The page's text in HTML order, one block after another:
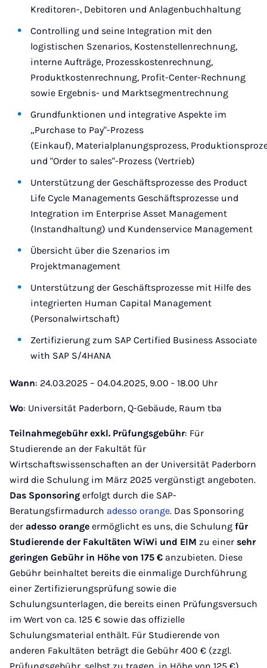
Kreditoren-, Debitoren und Anlagenbuchhaltung
Controlling und seine Integration mit den
logistischen Szenarios, Kostenstellenrechnung,
interne Aufträge, Prozesskostenrechnung,
Produktkostenrechnung, Profit-Center-Rechnung
sowie Ergebnis- und Marktsegmentrechnung
Grundfunktionen und integrative Aspekte im
„Purchase to Pay"-Prozess
(Einkauf), Materialplanungsprozess,
und "Order to sales"-Prozess (Vertrieb)
Unterstützung der Geschäftsprozesse des Product
Life Cycle Managements Geschäftsprozesse und
Integration im Enterprise Asset Management
(Instandhaltung) und Kundenservice Management
Übersicht über die Szenarios im
Projektmanagement
Unterstützung der Geschäftsprozesse mit Hilfe des
integrierten Human Capital Management
(Personalwirtschaft)
Zertifizierung zum SAP Certified Business Associate
with SAP S/4HANA
Wann: 24.03.2025 – 04.04.2025, 9.00 - 18.00 Uhr
Wo: Universität Paderborn, Q-Gebäude, Raum tba
Teilnahmegebühr exkl. Prüfungsgebühr: Für
Studierende an der Fakultät für
Wirtschaftswissenschaften an der Universität Paderborn
wird die Schulung im März 2025 vergünstigt angeboten.
Das Sponsoring erfolgt durch die SAP-
Beratungsfirmadurch adesso orange. Das Sponsoring
der adesso orange ermöglicht es uns, die Schulung für
Studierende der Fakultäten WiWi und EIM zu einer sehr
geringen Gebühr in Höhe von 175 € anzubieten. Diese
Gebühr beinhaltet bereits die einmalige Durchführung
einer Zertifizierungsprüfung sowie die
Schulungsunterlagen, die bereits einen Prüfungsversuch
im Wert von ca. 125 € sowie das offizielle
Schulungsmaterial enthält. Für Studierende von
anderen Fakultäten beträgt die Gebühr 400 € (zzgl.